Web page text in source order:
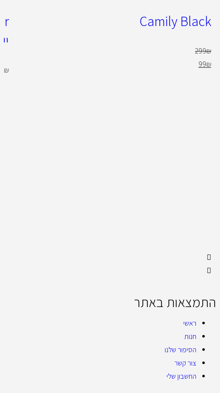
Camily Black
299₪
99₪
₪
התמצאות באתר
ראשי
חנות
הסיפור שלנו
צור קשר
החשבון שלי